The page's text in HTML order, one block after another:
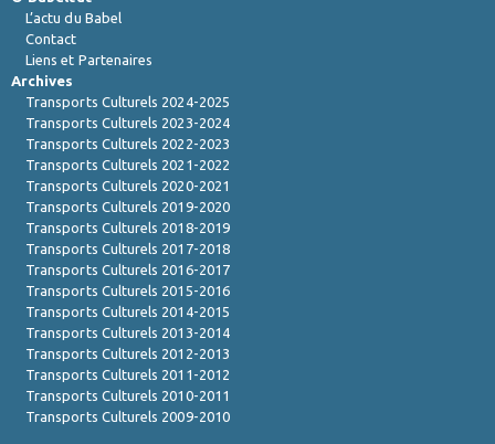
L’actu du Babel
Contact
Liens et Partenaires
Archives
Transports Culturels 2024-2025
Transports Culturels 2023-2024
Transports Culturels 2022-2023
Transports Culturels 2021-2022
Transports Culturels 2020-2021
Transports Culturels 2019-2020
Transports Culturels 2018-2019
Transports Culturels 2017-2018
Transports Culturels 2016-2017
Transports Culturels 2015-2016
Transports Culturels 2014-2015
Transports Culturels 2013-2014
Transports Culturels 2012-2013
Transports Culturels 2011-2012
Transports Culturels 2010-2011
Transports Culturels 2009-2010